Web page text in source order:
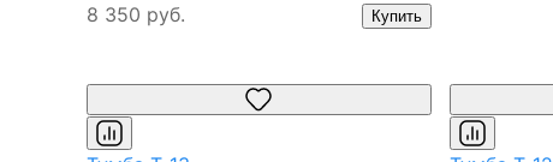
8 350 руб.
Купить